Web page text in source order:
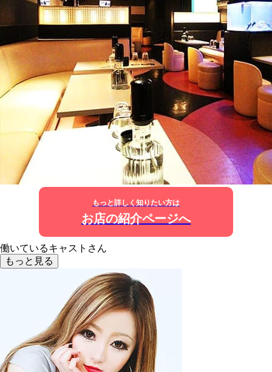
もっと詳しく知りたい方は
お店の紹介ページへ
働いているキャストさん
もっと見る